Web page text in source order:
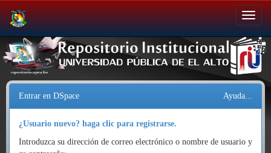
Salir
de
la
navegación
Entrar en DSpace Ayuda...
¿Usuario nuevo? haga clic para registrarse.
Introduzca su dirección de correo electrónico o nombre de usuario y